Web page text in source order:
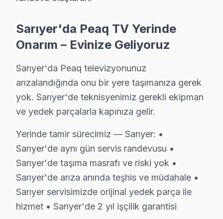
Garanti dahil: Verdiğimiz her fiyata 6 ay işçilik ve 1-2
» Sarıyer'de aynı gün teşhis, şeffaf fiyat teklifi ve hızlı
Sarıyer'da Peaq TV Yedek Parçası – Hızlı
Sarıyer Peaq TV Uzmanı – 15 Yıllık Deneyim
Sarıyer'da Peaq servis hizmetlerimiz, alanında
Teknisyen kadromuzun özellikleri:
• Sarıyer'de fabrika eğitimli teknik uzmanlar
• Dijital teşhis ekipmanı kullanımı
• Sarıyer servisimizde panel ölçüm ve oscilloskop
• Sarıyer'de müşteri yorumları ile kanıtlanmış kalite
• Sürekli eğitim ve teknoloji takibi
Sarıyer'da Peaq TV Yerinde
Onarım – Evinize Geliyoruz
Sarıyer'da Peaq televizyonunuz
arızalandığında onu bir yere taşımanıza gerek
yok. Sarıyer'de teknisyenimiz gerekli ekipman
ve yedek parçalarla kapınıza gelir.
Yerinde tamir sürecimiz — Sarıyer: •
Sarıyer'de aynı gün servis randevusu •
Sarıyer'de taşıma masrafı ve riski yok •
Sarıyer'de arıza anında teşhis ve müdahale •
Sarıyer servisimizde orijinal yedek parça ile
hizmet • Sarıyer'de 2 yıl işçilik garantisi